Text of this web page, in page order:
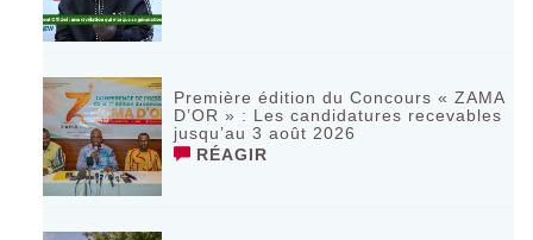
‎Première édition du Concours « ZAMA
D’OR » : Les candidatures recevables
jusqu’au 3 août 2026 ‎
RÉAGIR